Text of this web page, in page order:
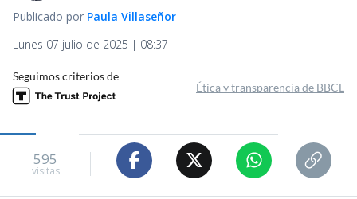
Publicado por Paula Villaseñor
Lunes 07 julio de 2025 | 08:37
Seguimos criterios de
Ética y transparencia de BBCL
595
visitas